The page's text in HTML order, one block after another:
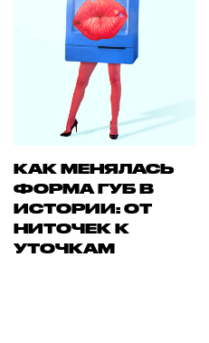
КАК МЕНЯЛАСЬ
ФОРМА ГУБ В
ИСТОРИИ: ОТ
НИТОЧЕК К
УТОЧКАМ